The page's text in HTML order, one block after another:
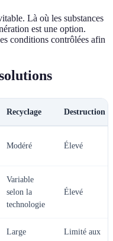
Là où les substances
est une option.
conditions contrôlées afin
Recyclage Destruction
Modéré Élevé
Variable
selon la
technologie
Élevé
Large
Limité aux